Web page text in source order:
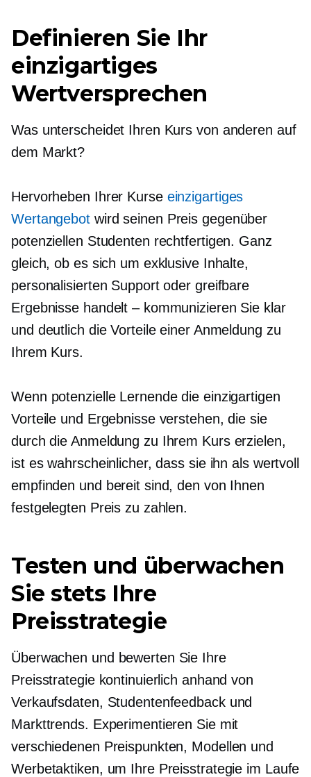
Definieren Sie Ihr
einzigartiges
Wertversprechen
Was unterscheidet Ihren Kurs von anderen auf
dem Markt?
Hervorheben Ihrer Kurse einzigartiges
Wertangebotwird seinen Preis gegenüber
potenziellen Studenten rechtfertigen. Ganz
gleich, ob es sich um exklusive Inhalte,
personalisierten Support oder greifbare
Ergebnisse handelt – kommunizieren Sie klar
und deutlich die Vorteile einer Anmeldung zu
Ihrem Kurs.
Wenn potenzielle Lernende die einzigartigen
Vorteile und Ergebnisse verstehen, die sie
durch die Anmeldung zu Ihrem Kurs erzielen,
ist es wahrscheinlicher, dass sie ihn als wertvoll
empfinden und bereit sind, den von Ihnen
festgelegten Preis zu zahlen.
Testen und überwachen
Sie stets Ihre
Preisstrategie
Überwachen und bewerten Sie Ihre
Preisstrategie kontinuierlich anhand von
Verkaufsdaten, Studentenfeedback und
Markttrends. Experimentieren Sie mit
verschiedenen Preispunkten, Modellen und
Werbetaktiken, um Ihre Preisstrategie im Laufe